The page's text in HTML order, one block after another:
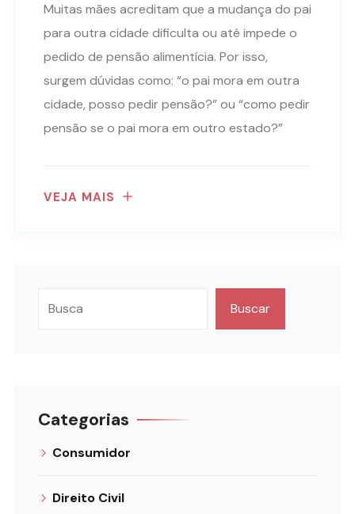
Muitas mães acreditam que a mudança do pai
para outra cidade dificulta ou até impede o
pedido de pensão alimentícia. Por isso,
surgem dúvidas como: “o pai mora em outra
cidade, posso pedir pensão?” ou “como pedir
pensão se o pai mora em outro estado?”
VEJA MAIS
Buscar
Categorias
Consumidor
Direito Civil